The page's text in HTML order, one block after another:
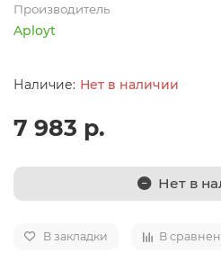
Производитель
Aployt
Нет в наличии
7 983 р.
Нет в
В закладки В